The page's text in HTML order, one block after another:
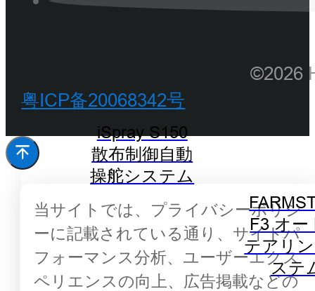
iSpray S150
散布制御自動
操舵システム
F3 オー
テアリ
ステ
©2026
粤ICP备20068342号
当サイトでは、プライバシーポリシ
ーに記載されている通り、サイトパ
フォーマンス分析、ユーザーエクス
ペリエンスの向上、広告掲載などの